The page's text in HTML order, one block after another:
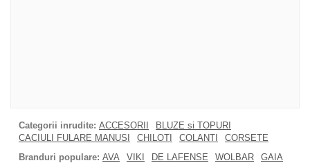
Categorii inrudite: ACCESORII
BLUZE si TOPURI
CACIULI FULARE MANUSI
CHILOTI COLANTI
CORSETE
Branduri populare: AVA VIKI DE LAFENSE WOLBAR
GAIA